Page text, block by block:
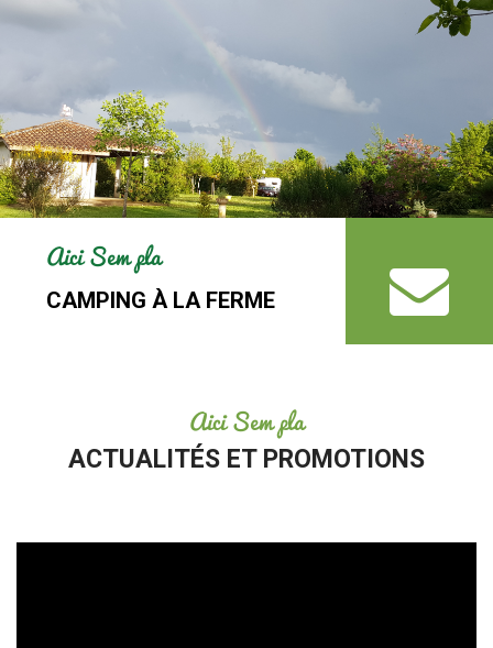
Aici Sem pla
CAMPING À LA FERME
Aici Sem pla
ACTUALITÉS ET PROMOTIONS